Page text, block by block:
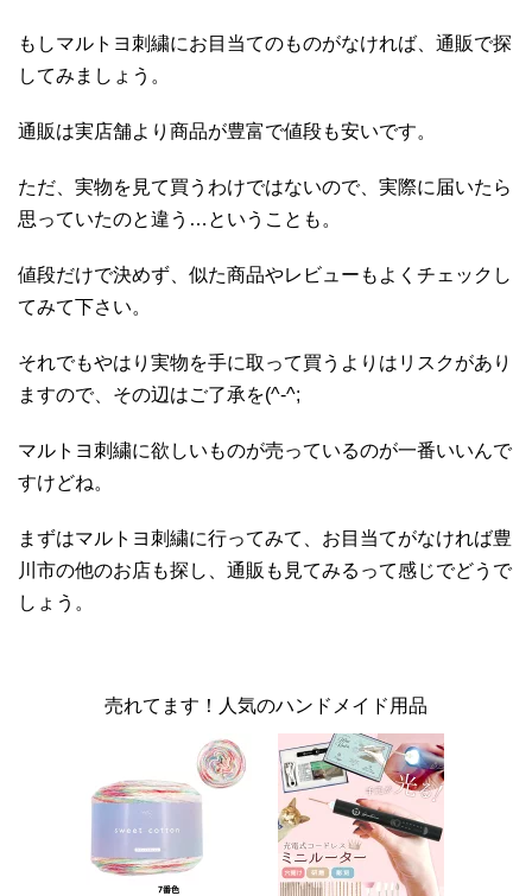
もしマルトヨ刺繍にお目当てのものがなければ、通販で探
してみましょう。
通販は実店舗より商品が豊富で値段も安いです。
ただ、実物を見て買うわけではないので、実際に届いたら
思っていたのと違う…ということも。
値段だけで決めず、似た商品やレビューもよくチェックし
てみて下さい。
それでもやはり実物を手に取って買うよりはリスクがあり
ますので、その辺はご了承を(^-^;
マルトヨ刺繍に欲しいものが売っているのが一番いいんで
すけどね。
まずはマルトヨ刺繍に行ってみて、お目当てがなければ豊
川市の他のお店も探し、通販も見てみるって感じでどうで
しょう。
売れてます！人気のハンドメイド用品